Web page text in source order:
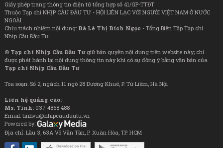
Giấy phép trang thông tin điện tử tổng hợp số 41/GP-TTĐT
Thuộc Tạp chí NHỊP CẦU ĐẦU TƯ - HỘI LIÊN LẠC VỚI NGƯỜI VIỆT NAM Ở NƯỚC
NGOÀI
Chịu trách nhiệm nội dung: Bà Lê Thị Bích Ngọc - Tổng Biên Tập Tạp chí
Nhịp Cầu Đầu Tư
© Tạp chí Nhịp Cầu Đầu Tưgiữ bản quyền nội dung trên website này; chỉ
được phát hành lại nội dung thông tin này khi có sự đồng ý bằng văn bản của
Tạp chí Nhịp Cầu Đầu Tư
Tòa soạn: Số 2, ngách 11 ngõ 28 Dương Khuê, P. Từ Liêm, Hà Nội
Liên hệ quảng cáo:
Ms. Tình: 037 4868 488
Email: tinhvu@nhipcaudautu.vn
Powered by:
Địa chỉ: Lầu 3, 63A Võ Văn Tần, P. Xuân Hòa, TP. HCM